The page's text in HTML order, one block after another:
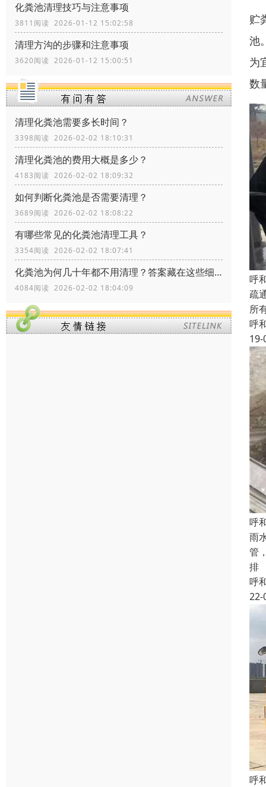
化粪池清理技巧与注意事项
3811阅读 2026-01-12 15:02:58
清理方沟的步骤和注意事项
3620阅读 2026-01-12 15:00:51
清理化粪池需要多长时间？
3398阅读 2026-02-02 18:10:31
清理化粪池的费用大概是多少？
4183阅读 2026-02-02 18:09:32
如何判断化粪池是否需要清理？
3689阅读 2026-02-02 18:08:22
有哪些常见的化粪池清理工具？
3354阅读 2026-02-02 18:07:41
化粪池为何几十年都不用清理？答案藏在这些细节里！
4084阅读 2026-02-02 18:04:09
贮
池
为
数
呼
疏
所
呼
19-
呼
雨
管
排
呼
22-
呼